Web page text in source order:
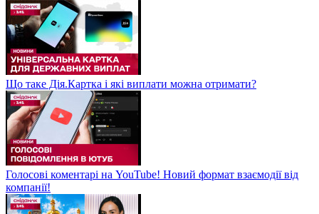
Що таке Дія.Картка і які виплати можна отримати?
Голосові коментарі на YouTube! Новий формат взаємодії від
компанії!